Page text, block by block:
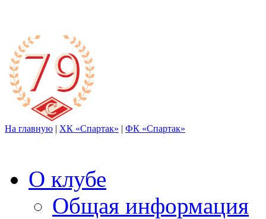
На главную | ХК «Спартак» | ФК «Спартак»
О клубе
Общая информация